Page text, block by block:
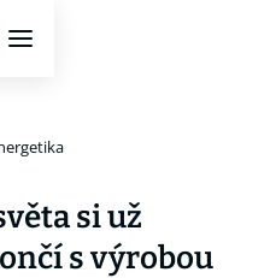
si už
s výrobou